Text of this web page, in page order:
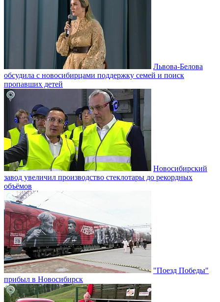
Львова-Белова
обсудила с новосибирцами поддержку семей и поиск
пропавших детей
Новосибирский
завод увеличил производство стеклотары до рекордных
объёмов
"Поезд Победы"
прибыл в Новосибирск